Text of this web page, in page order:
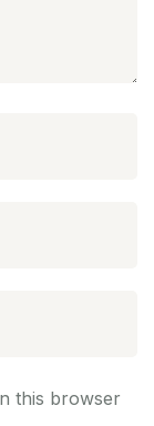
this browser